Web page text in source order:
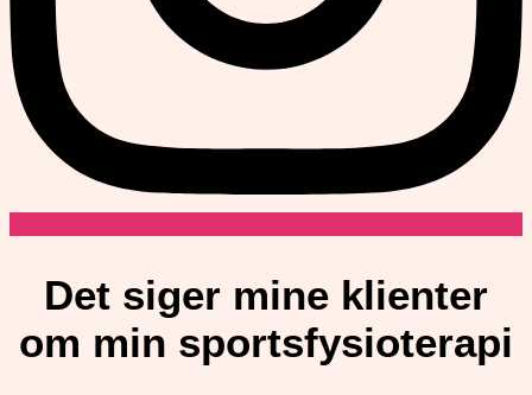
Det siger mine klienter
om min sportsfysioterapi